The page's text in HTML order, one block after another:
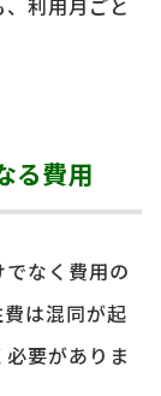
る費用
なく費用の
は混同が起
要がありま